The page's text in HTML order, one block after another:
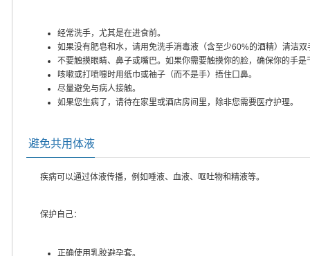
经常洗手，尤其是在进食前。
如果没有肥皂和水，请用免洗手消毒液（含至少60%的酒精）清洁双
不要触摸眼睛、鼻子或嘴巴。如果你需要触摸你的脸，确保你的手是
咳嗽或打喷嚏时用纸巾或袖子（而不是手）捂住口鼻。
尽量避免与病人接触。
如果您生病了，请待在家里或酒店房间里，除非您需要医疗护理。
避免共用体液
疾病可以通过体液传播，例如唾液、血液、呕吐物和精液等。
保护自己：
正确使用乳胶避孕套。